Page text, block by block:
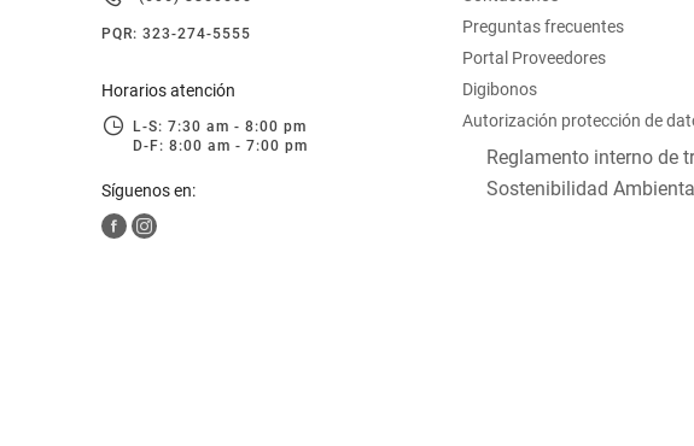
PQR: 323-274-5555
Horarios atención
L-S: 7:30 am - 8:00 pm
D-F: 8:00 am - 7:00 pm
Síguenos en:
Preguntas frecuentes
Portal Proveedores
Digibonos
Autorización protección de
Reglamento interno de
Sostenibilidad